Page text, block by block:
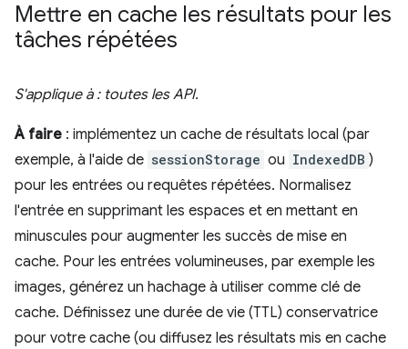
Mettre en cache les résultats pour les
tâches répétées
S'applique à : toutes les API.
À faire : implémentez un cache de résultats local (par
exemple, à l'aide de sessionStorage ou IndexedDB )
pour les entrées ou requêtes répétées. Normalisez
l'entrée en supprimant les espaces et en mettant en
minuscules pour augmenter les succès de mise en
cache. Pour les entrées volumineuses, par exemple les
images, générez un hachage à utiliser comme clé de
cache. Définissez une durée de vie (TTL) conservatrice
pour votre cache (ou diffusez les résultats mis en cache